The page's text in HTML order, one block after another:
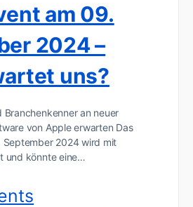
am 09.
2024 –
uns?
Branchenkenner an neuer
von Apple erwarten Das
September 2024 wird mit
und könnte eine…